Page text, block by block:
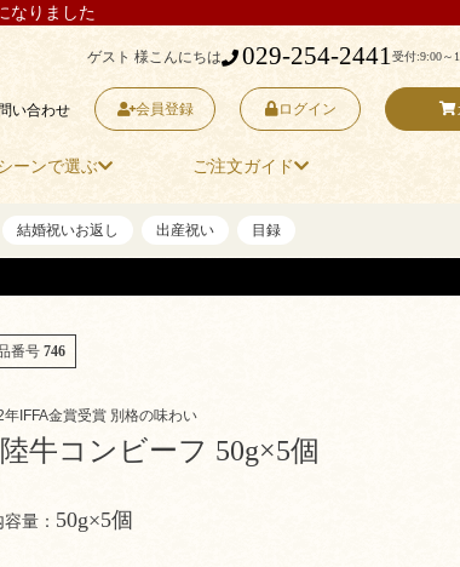
なりました
ゲスト 様こんにちは 029-254-2441受付:9:00～
い合わせ 会員登録 ログイン
ーンで選ぶ ご注文ガイド
結婚祝いお返し 出産祝い 目録
番号 746
年IFFA金賞受賞 別格の味わい
牛コンビーフ 50g×5個
容量： 50g×5個